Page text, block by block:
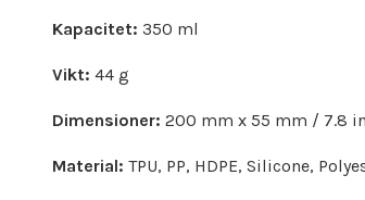
Kapacitet: 350 ml
Vikt: 44 g
Dimensioner: 200 mm x 55 mm / 7.8
Material: TPU, PP, HDPE, Silicone,